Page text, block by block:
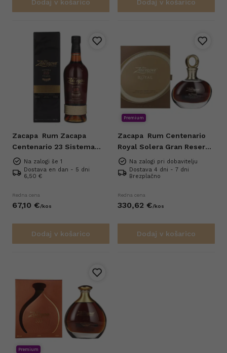
Dodaj v košarico Dodaj v košarico
Zacapa Rum Zacapa
Centenario 23 Sistema
Solera Gran Reserva 0,7l
Na zalogi še 1
Dostava en dan - 5 dni
6,50 €
Redna cena
67,10 €/kos
Dodaj v košarico
Premium
Zacapa Rum Centenario
Royal Solera Gran Reserva
Especial 0,7l
Na zalogi pri dobavitelju
Dostava 4 dni - 7 dni
Brezplačno
Redna cena
330,62 €/kos
Dodaj v košarico
Premium